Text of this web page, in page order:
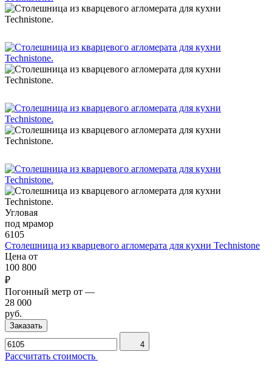
Угловая
под мрамор
6105
Столешница из кварцевого агломерата для кухни Technistone
Цена от
100 800
₽
Погонный метр от —
28 000
руб.
Заказать
4
Рассчитать стоимость